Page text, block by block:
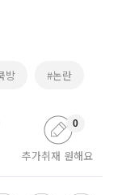
방 #논란
추가취재 원해요
0